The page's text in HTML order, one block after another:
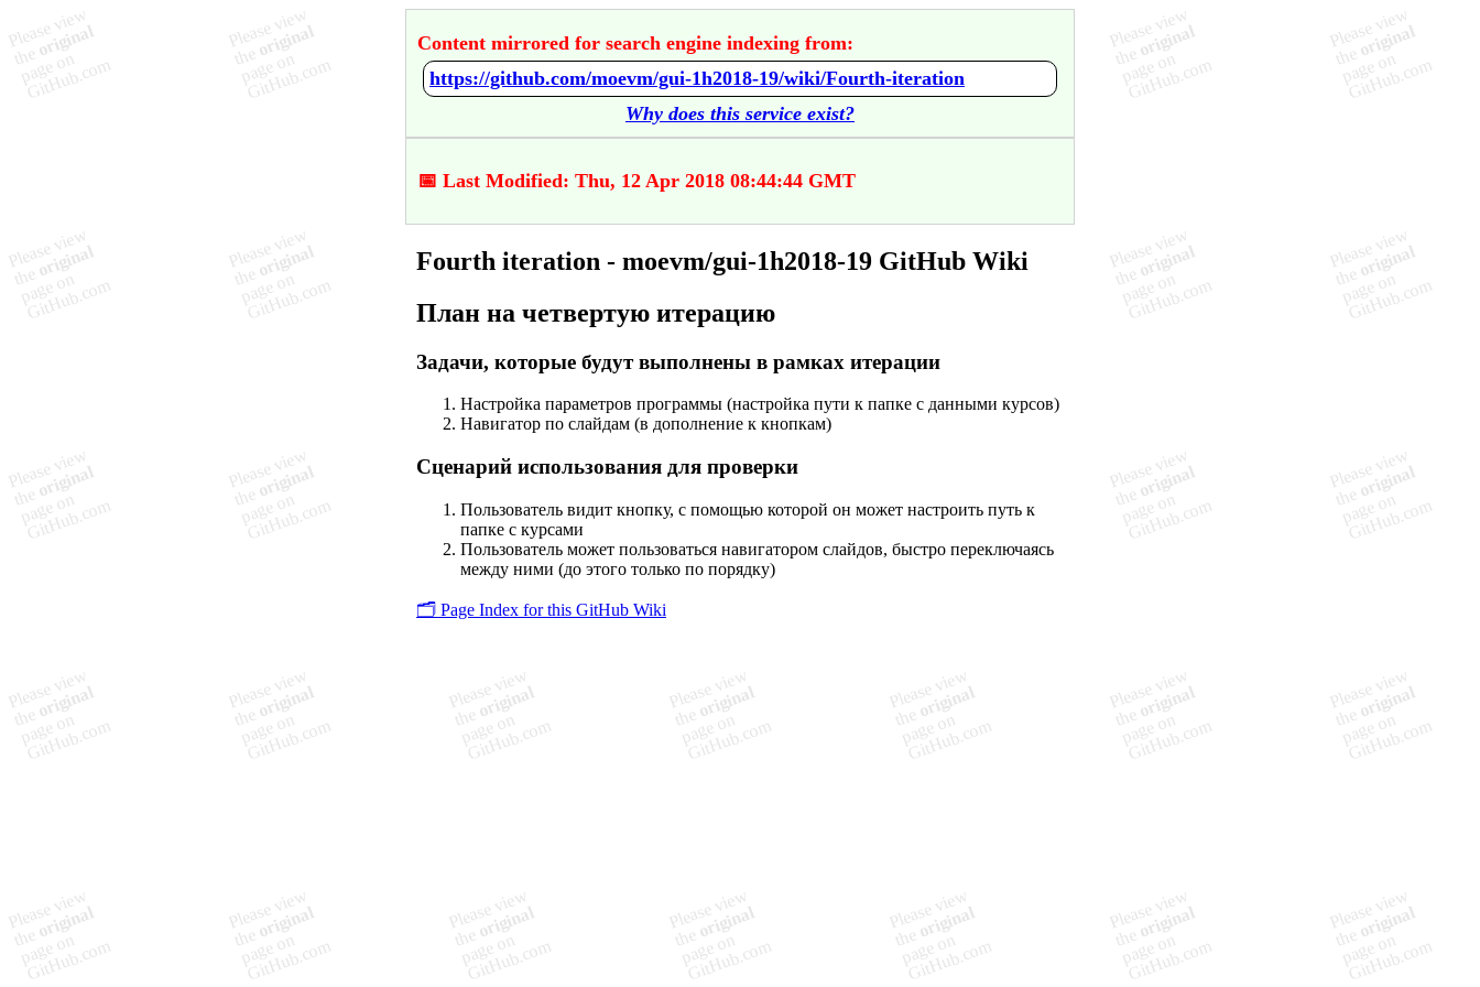
Content mirrored for search engine indexing from:
https://github.com/moevm/gui-1h2018-19/wiki/Fourth-iteration
Why does this service exist?
📅 Last Modified: Thu, 12 Apr 2018 08:44:44 GMT
Fourth iteration - moevm/gui-1h2018-19 GitHub Wiki
План на четвертую итерацию
Задачи, которые будут выполнены в рамках итерации
Настройка параметров программы (настройка пути к папке с данными курсов)
Навигатор по слайдам (в дополнение к кнопкам)
Сценарий использования для проверки
Пользователь видит кнопку, с помощью которой он может настроить путь к
папке с курсами
Пользователь может пользоваться навигатором слайдов, быстро переключаясь
между ними (до этого только по порядку)
🗂️ Page Index for this GitHub Wiki